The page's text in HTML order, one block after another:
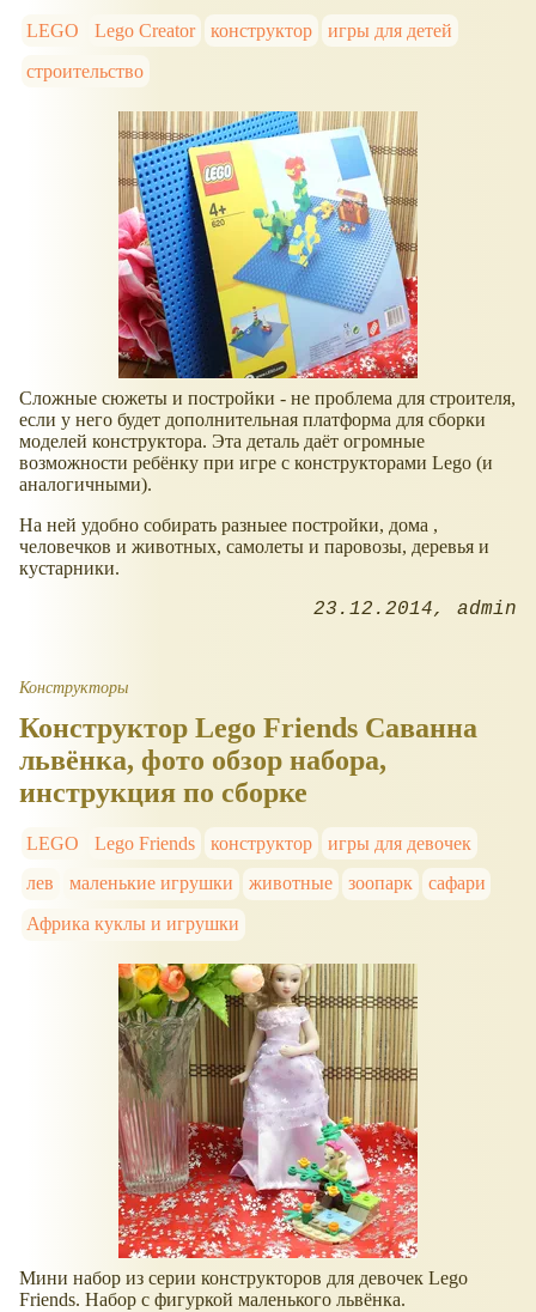
LEGO Lego Creator конструктор
игры для детей
строительство
Сложные сюжеты и постройки - не проблема для строителя,
если у него будет дополнительная платформа для сборки
моделей конструктора. Эта деталь даёт огромные
возможности ребёнку при игре с конструкторами Lego (и
аналогичными).
На ней удобно собирать разныее постройки, дома ,
человечков и животных, самолеты и паровозы, деревья и
кустарники.
23.12.2014 admin
Конструкторы
Конструктор Lego Friends Саванна
львёнка, фото обзор набора,
инструкция по сборке
LEGO Lego Friends конструктор
игры для девочек
лев
маленькие игрушки животные зоопарк
сафари
Африка куклы и игрушки
Мини набор из серии конструкторов для девочек Lego
Friends. Набор с фигуркой маленького львёнка.